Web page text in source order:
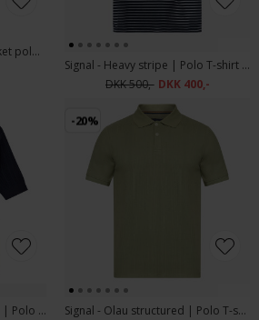
Limited edition - Chestpocket polo | Polo T-shirt Orange
Signal - Heavy stripe | Polo T-shirt Deep Marine
DKK 500,- DKK 400,-
Mos Mosh - Dario polo knit | Polo T-shirt Estate Blue
-20%
Signal - Olau structured | Polo T-shirt Oil Green